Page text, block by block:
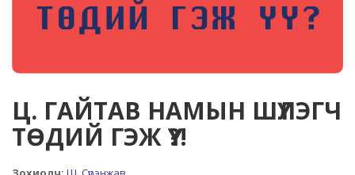
Ц. ГАЙТАВ НАМЫН ШҮЛЭГЧ
ТӨДИЙ ГЭЖ ҮҮ?!